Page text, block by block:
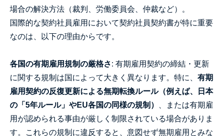
場合の解決方法（裁判、労働委員会、仲裁など）。
国際的な契約社員雇用において契約社員契約書が特に重要
なのは、以下の理由からです。
各国の有期雇用規制の厳格さ: 有期雇用契約の締結・更新
に関する規制は国によって大きく異なります。特に、 有期
雇用契約の反復更新による無期転換ルール（例えば、日本
の「5年ルール」やEU各国の同様の規制）
、または有期雇
用が認められる事由が厳しく制限されている場合がありま
す。これらの規制に違反すると、意図せず無期雇用とみな